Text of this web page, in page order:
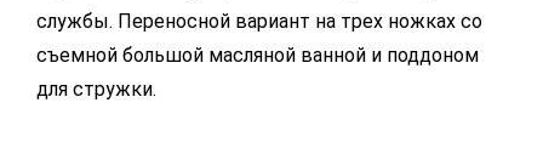
службы. Переносной вариант на трех ножках со
съемной большой масляной ванной и поддоном
для стружки.